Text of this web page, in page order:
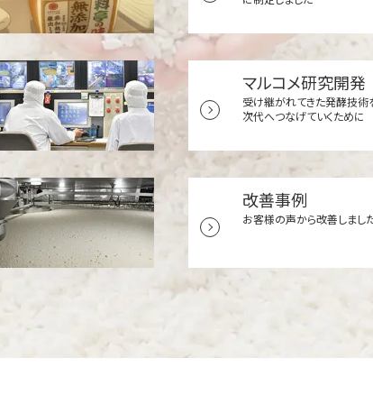
マルコメ研究開発
受け継がれてきた発酵技術
次代へつなげていくために
改善事例
お客様の声から改善しまし